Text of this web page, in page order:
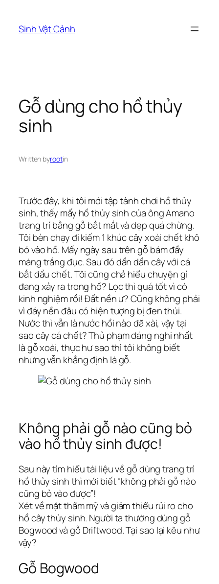
content
Sinh Vật Cảnh
Gỗ dùng cho hồ thủy
sinh
Written byrootin
Trước đây, khi tôi mới tập tành chơi hồ thủy
sinh, thấy mấy hồ thủy sinh của ông Amano
trang trí bằng gỗ bắt mắt và đẹp quá chừng.
Tôi bèn chạy đi kiếm 1 khúc cây xoài chết khô
bỏ vào hồ. Mấy ngày sau trên gỗ bám đầy
màng trắng đục. Sau đó dần dần cây với cá
bắt đầu chết. Tôi cũng chả hiểu chuyện gì
đang xảy ra trong hồ? Lọc thì quá tốt vì có
kinh nghiệm rồi! Đất nền ư? Cũng không phải
vì đáy nền đâu có hiện tượng bị đen thúi.
Nước thì vẫn là nước hồi nào đã xài, vậy tại
sao cây cá chết? Thủ phạm đáng nghi nhất
là gỗ xoài, thực hư sao thì tôi không biết
nhưng vẫn khẳng định là gỗ.
Không phải gỗ nào cũng bỏ
vào hồ thủy sinh được!
Sau này tìm hiểu tài liệu về gỗ dùng trang trí
hồ thủy sinh thì mới biết “không phải gỗ nào
cũng bỏ vào được”!
Xét về mặt thẩm mỹ và giảm thiểu rủi ro cho
hồ cây thủy sinh. Người ta thường dùng gỗ
Bogwood và gỗ Driftwood. Tại sao lại kêu như
vậy?
Gỗ Bogwood